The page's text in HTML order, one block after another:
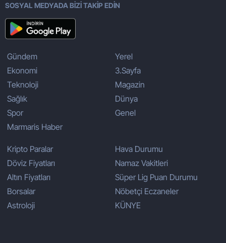
SOSYAL MEDYADA BİZİ TAKİP EDİN
Gündem
Ekonomi
Teknoloji
Sağlık
Spor
Marmaris Haber
Yerel
3.Sayfa
Magazin
Dünya
Genel
Kripto Paralar
Döviz Fiyatları
Altın Fiyatları
Borsalar
Astroloji
Hava Durumu
Namaz Vakitleri
Süper Lig Puan Durumu
Nöbetçi Eczaneler
KÜNYE